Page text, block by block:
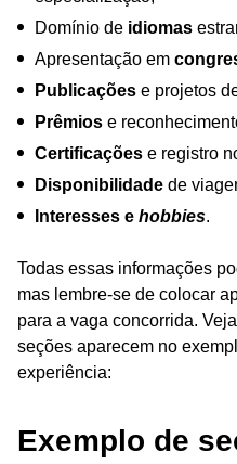
Domínio de idiomas
Apresentação em
Publicações e projetos
Prêmios e
Certificações e registro
Disponibilidade de
Interesses e hobbies.
Todas essas informações
mas lembre-se de colocar
para a vaga concorrida.
seções aparecem no
experiência:
Exemplo de